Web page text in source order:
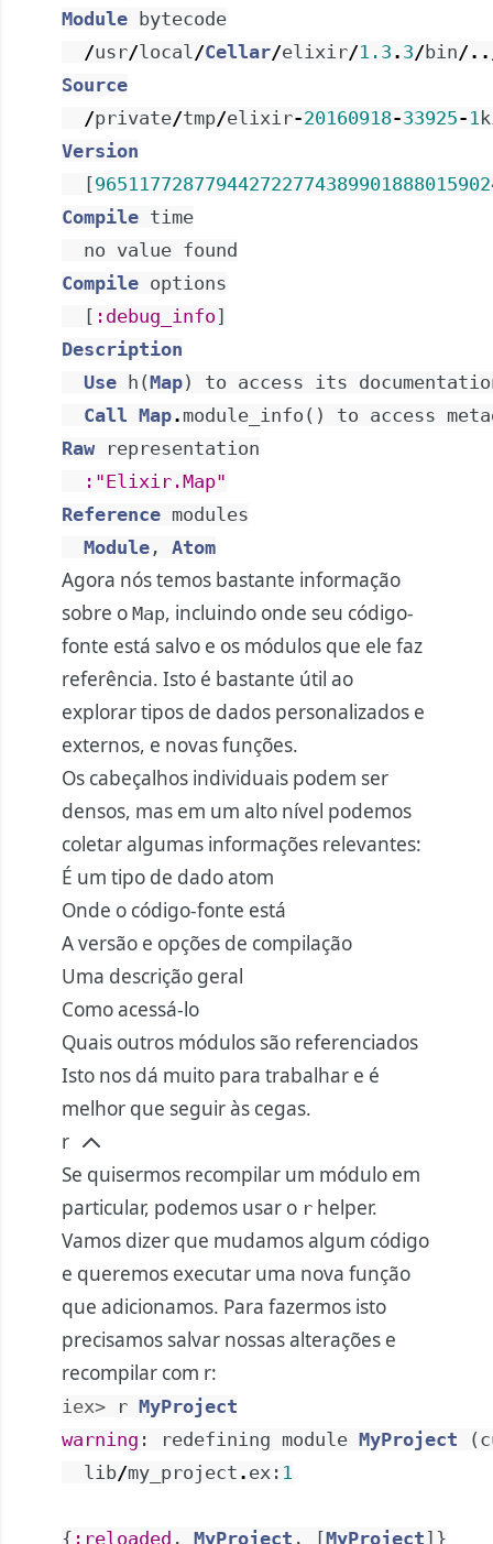
Module
bytecode
/usr/local/Cellar/elixir/1.3 . 3/ bin/ ..
Source
/private/tmp/elixir-20160918-33925- 1
Version
[
Compile time
no value found
Compile options
[ :debug_info]
Description
Use
h (Map) to access its
Call Map. module_info ( ) to access
Raw
representation
:"Elixir.Map"
Reference modules
Module , Atom
Agora nós temos bastante informação
sobre o Map, incluindo onde seu código-
fonte está salvo e os módulos que ele faz
referência. Isto é bastante útil ao
explorar tipos de dados personalizados e
externos, e novas funções.
Os cabeçalhos individuais podem ser
densos, mas em um alto nível podemos
coletar algumas informações relevantes:
É um tipo de dado atom
Onde o código-fonte está
A versão e opções de compilação
Uma descrição geral
Como acessá-lo
Quais outros módulos são referenciados
Isto nos dá muito para trabalhar e é
melhor que seguir às cegas.
r
Se quisermos recompilar um módulo em
particular, podemos usar o r helper.
Vamos dizer que mudamos algum código
e queremos executar uma nova função
que adicionamos. Para fazermos isto
precisamos salvar nossas alterações e
recompilar com r:
iex> r MyProject
warning : redefining module MyProject (
lib/my_project . ex : 1
{ :reloaded , MyProject , [MyProject] }